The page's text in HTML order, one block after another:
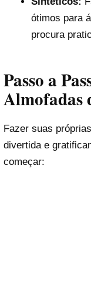
ótimos para
procura
Passo a
Almofadas
Fazer suas
divertida e
começar: